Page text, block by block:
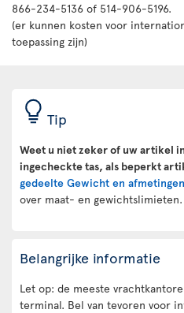
866-234-5136 of 514-906-5196.
(er kunnen kosten voor
toepassing zijn)
Tip
Weet u niet zeker of uw artikel
ingecheckte tas, als beperkt
gedeelte Gewicht en afmetingen
over maat- en gewichtslimieten.
Belangrijke informatie
Let op: de meeste
terminal. Bel van tevoren voor